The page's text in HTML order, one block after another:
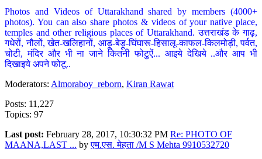
Photos and Videos of Uttarakhand shared by members (4000+
photos). You can also share photos & videos of your native place,
temples and other religious places of Uttarakhand. उत्तराखंड के गाढ़,
गधेरों, नौलों, खेत-खलिहानों, आड़ू-बेड़ू-घिंघारू-हिसालू-काफल-किलमोड़ी, पर्वत,
चोटी, मंदिर और भी ना जाने कितनी फोटुऐं... आइये देखिये ..और आप भी
दिखाइये अपने फोटू..
Moderators: Almoraboy_reborn, Kiran Rawat
Posts: 11,227
Topics: 97
Last post: February 28, 2017, 10:30:32 PM Re: PHOTO OF
MAANA,LAST ... byएम.एस. मेहता /M S Mehta 9910532720